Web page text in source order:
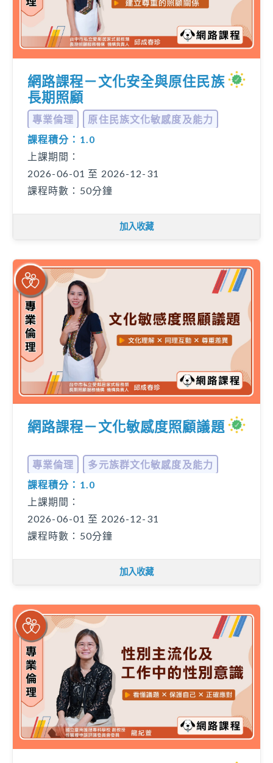
網路課程－文化安全與原住民族
長期照顧
專業倫理
原住民族文化敏感度及能力
... 更多
課程積分：1.0
上課期間：
2026-06-01 至 2026-12-31
課程時數：50分鐘
加入收藏
網路課程－文化敏感度照顧議題
專業倫理
多元族群文化敏感度及能力
... 更多
課程積分：1.0
上課期間：
2026-06-01 至 2026-12-31
課程時數：50分鐘
加入收藏